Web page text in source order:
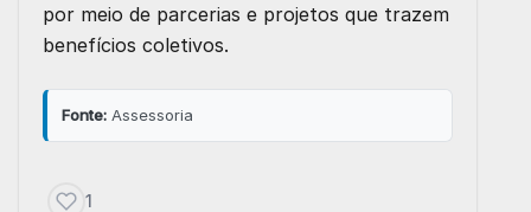
por meio de parcerias e projetos que trazem
benefícios coletivos.
Fonte: Assessoria
1